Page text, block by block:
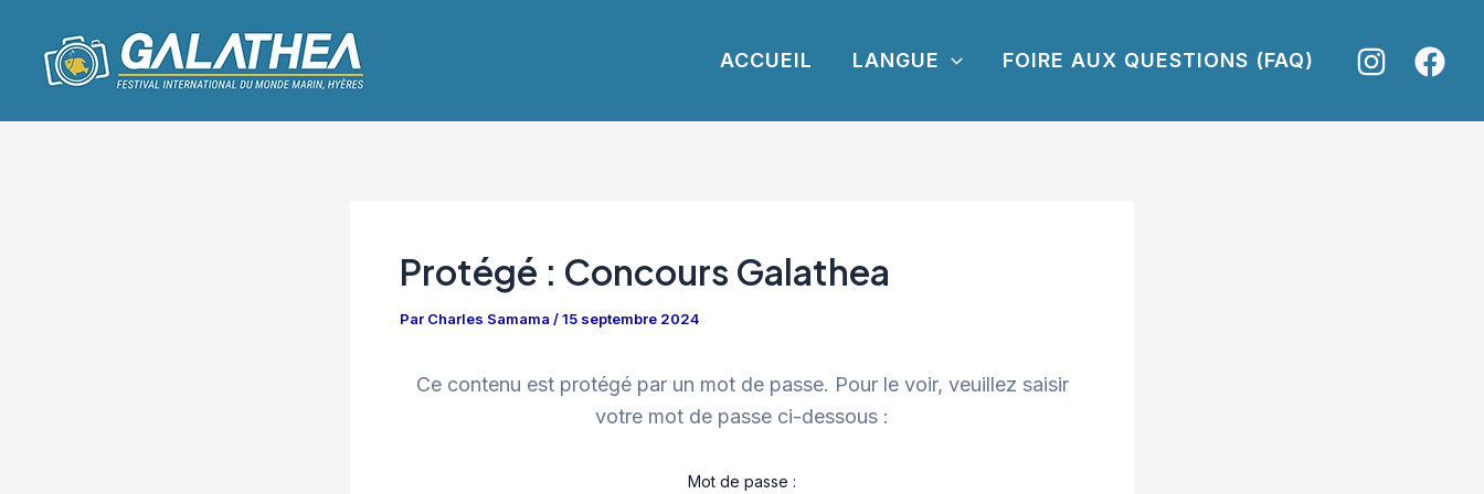
contenu
ACCUEIL LANGUE FOIRE AUX QUESTIONS (FAQ)
Protégé : Concours Galathea
Par Charles Samama /15 septembre 2024
Ce contenu est protégé par un mot de passe. Pour le voir, veuillez saisir
votre mot de passe ci-dessous :
Mot de passe :
des
articles